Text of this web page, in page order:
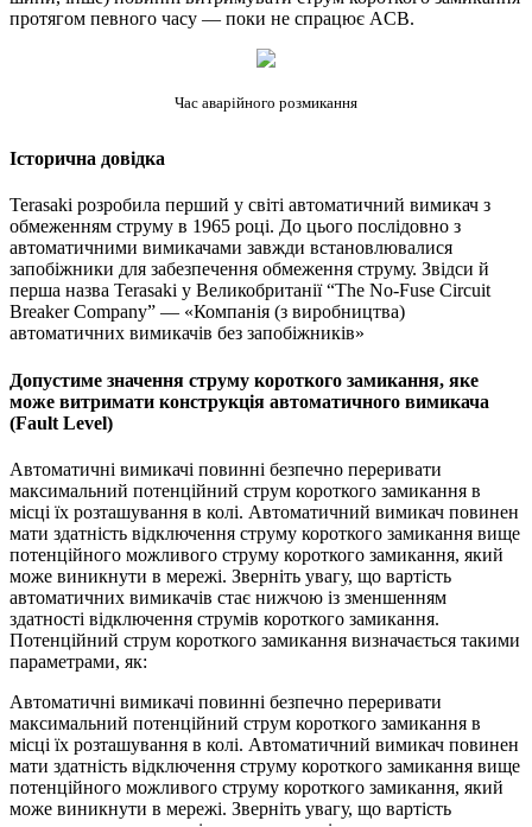
протягом певного часу — поки не спрацює ACB.
Час аварійного розмикання
Історична довідка
Terasaki розробила перший у світі автоматичний вимикач з
обмеженням струму в 1965 році. До цього послідовно з
автоматичними вимикачами завжди встановлювалися
запобіжники для забезпечення обмеження струму. Звідси й
перша назва Terasaki у Великобританії “The No-Fuse Circuit
Breaker Company” — «Компанія (з виробництва)
автоматичних вимикачів без запобіжників»
Допустиме значення струму короткого замикання, яке
може витримати конструкція автоматичного вимикача
(Fault Level)
Автоматичні вимикачі повинні безпечно переривати
максимальний потенційний струм короткого замикання в
місці їх розташування в колі. Автоматичний вимикач повинен
мати здатність відключення струму короткого замикання вище
потенційного можливого струму короткого замикання, який
може виникнути в мережі. Зверніть увагу, що вартість
автоматичних вимикачів стає нижчою із зменшенням
здатності відключення струмів короткого замикання.
Потенційний струм короткого замикання визначається такими
параметрами, як:
Автоматичні вимикачі повинні безпечно переривати
максимальний потенційний струм короткого замикання в
місці їх розташування в колі. Автоматичний вимикач повинен
мати здатність відключення струму короткого замикання вище
потенційного можливого струму короткого замикання, який
може виникнути в мережі. Зверніть увагу, що вартість